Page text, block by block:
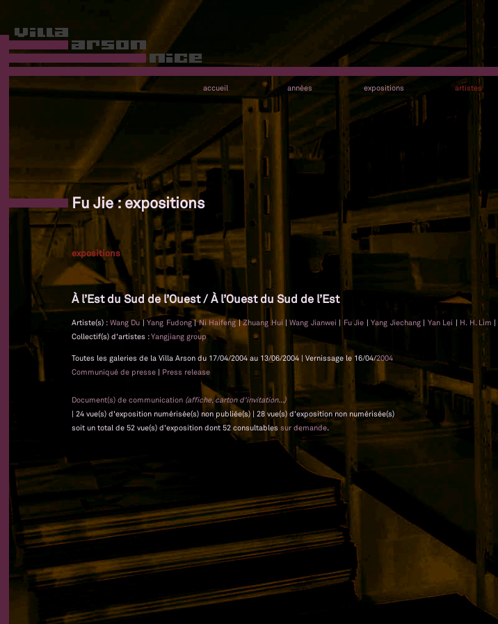
accueil années expositions artistes
Fu Jie : expositions
expositions
À l’Est du Sud de l’Ouest / À l’Ouest du Sud de l’Est
Artiste(s) : Wang Du|Yang Fudong|Ni Haifeng|Zhuang Hui |Wang Jianwei | Fu Jie |Yang Jiechang | Yan Lei | H. H. Lim |
Collectif(s) d'artistes :Yangjiang group
Toutes les galeries de la Villa Arson du 17/04/2004 au 13/06/2004 | Vernissage le 16/04/2004
Communiqué de presse | Press release
Document(s) de communication (affiche, carton d'invitation...)
| 24 vue(s) d'exposition numérisée(s) non publiée(s) | 28 vue(s) d'exposition non numérisée(s)
soit un total de 52 vue(s) d'exposition dont 52 consultables sur demande.